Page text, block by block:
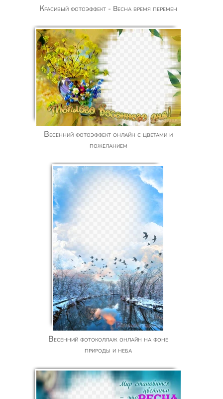
Красивый фотоэффект - Весна время перемен
Весенний фотоэффект онлайн с цветами и
пожеланием
Весенний фотоколлаж онлайн на фоне
природы и неба